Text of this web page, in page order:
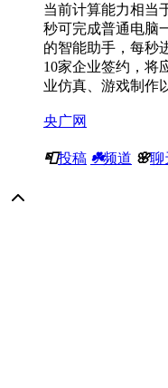
当前计算能力相当
秒可完成普通电脑
的智能助手，每秒
10家企业签约，将
业仿真、游戏制作
央广网
📮投稿 ☘️频道 🌸聊